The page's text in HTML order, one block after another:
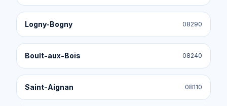
Logny-Bogny 08290
Boult-aux-Bois 08240
Saint-Aignan 08110